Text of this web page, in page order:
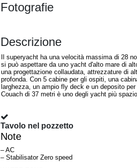
Fotografie
Descrizione
Il superyacht ha una velocità massima di 28
si può aspettare da uno yacht d'alto mare di
una progettazione collaudata, attrezzature di
profonda. Con 5 cabine per gli ospiti, una
larghezza, un ampio fly deck e un deposito
Couach di 37 metri è uno degli yacht più
Tavolo nel pozzetto
Note
– AC
– Stabilisator Zero speed